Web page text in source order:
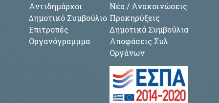
Αντιδημάρχοι
∆ημοτικό Συμβούλιο
Επιτροπές
Οργανόγραμμμα
Νέα / Ανακοινώσεις
Προκηρύξεις
Δημοτικά Συμβούλια
Αποφάσεις Συλ.
Οργάνων